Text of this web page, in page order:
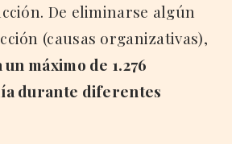
De eliminarse algún
(causas organizativas),
máximo de 1.276
durante diferentes